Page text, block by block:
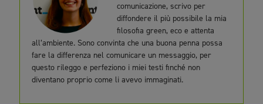
comunicazione, scrivo per
diffondere il più possibile la mia
filosofia green, eco e attenta
all’ambiente. Sono convinta che una buona penna possa
fare la differenza nel comunicare un messaggio, per
questo rileggo e perfeziono i miei testi finché non
diventano proprio come li avevo immaginati.